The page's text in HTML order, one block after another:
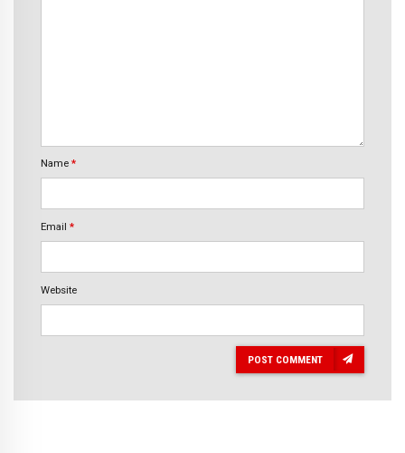
Name *
Email *
Website
POST COMMENT